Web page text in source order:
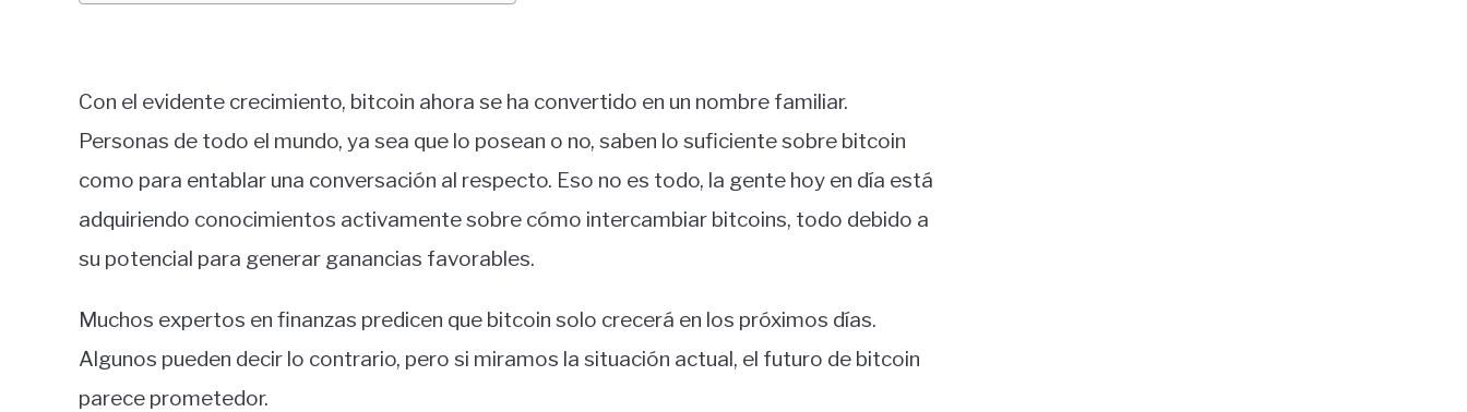
Con el evidente crecimiento, bitcoin ahora se ha convertido en un nombre familiar.
Personas de todo el mundo, ya sea que lo posean o no, saben lo suficiente sobre bitcoin
como para entablar una conversación al respecto. Eso no es todo, la gente hoy en día está
adquiriendo conocimientos activamente sobre cómo intercambiar bitcoins, todo debido a
su potencial para generar ganancias favorables.
Muchos expertos en finanzas predicen que bitcoin solo crecerá en los próximos días.
Algunos pueden decir lo contrario, pero si miramos la situación actual, el futuro de bitcoin
parece prometedor.